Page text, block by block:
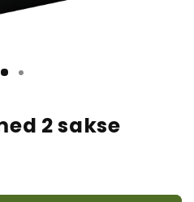
2 sakse